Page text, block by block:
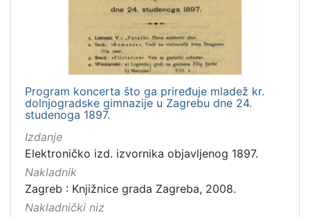
sitni tisak
Zbirka
Program koncerta što ga priređuje mladež kr.
dolnjogradske gimnazije u Zagrebu dne 24.
studenoga 1897.
Izdanje
Elektroničko izd. izvornika objavljenog 1897.
Nakladnik
Zagreb : Knjižnice grada Zagreba, 2008.
Nakladnički niz